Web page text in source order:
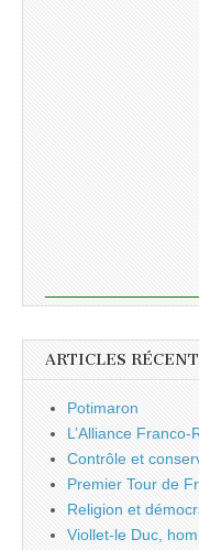
ARTICLES
Potimaron
L’Alliance Franco-
Contrôle et
Premier Tour de
Religion et
Viollet-le Duc,